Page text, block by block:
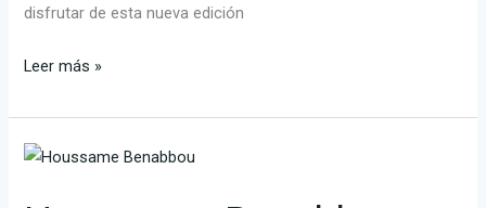
disfrutar de esta nueva edición
Leer más »
Houssame